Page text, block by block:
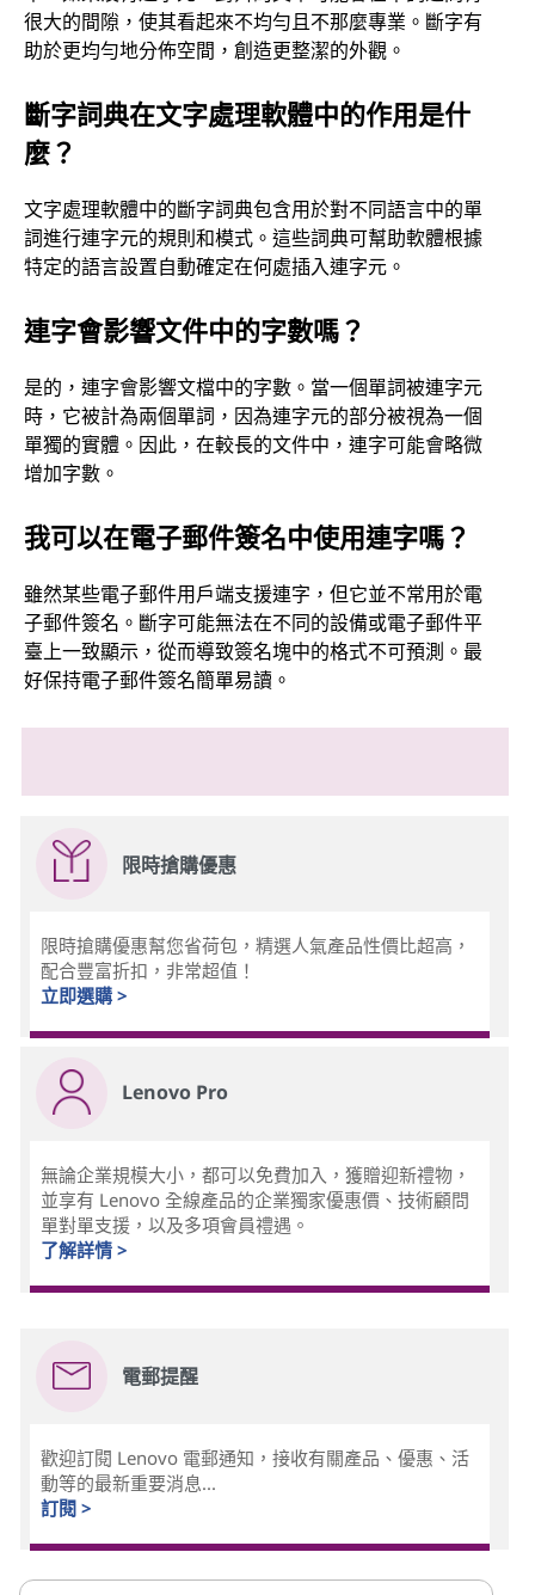
很大的間隙，使其看起來不均勻且不那麼專業。斷字有
助於更均勻地分佈空間，創造更整潔的外觀。
斷字詞典在文字處理軟體中的作用是什
麼？
文字處理軟體中的斷字詞典包含用於對不同語言中的單
詞進行連字元的規則和模式。這些詞典可幫助軟體根據
特定的語言設置自動確定在何處插入連字元。
連字會影響文件中的字數嗎？
是的，連字會影響文檔中的字數。當一個單詞被連字元
時，它被計為兩個單詞，因為連字元的部分被視為一個
單獨的實體。因此，在較長的文件中，連字可能會略微
增加字數。
我可以在電子郵件簽名中使用連字嗎？
雖然某些電子郵件用戶端支援連字，但它並不常用於電
子郵件簽名。斷字可能無法在不同的設備或電子郵件平
臺上一致顯示，從而導致簽名塊中的格式不可預測。最
好保持電子郵件簽名簡單易讀。
限時搶購優惠
限時搶購優惠幫您省荷包，精選人氣產品性價比超高，
配合豐富折扣，非常超值！
立即選購 >
Lenovo Pro
無論企業規模大小，都可以免費加入，獲贈迎新禮物，
並享有 Lenovo 全線產品的企業獨家優惠價、技術顧問
單對單支援，以及多項會員禮遇。
了解詳情 >
電郵提醒
歡迎訂閱 Lenovo 電郵通知，接收有關產品、優惠、活
動等的最新重要消息...
訂閱 >